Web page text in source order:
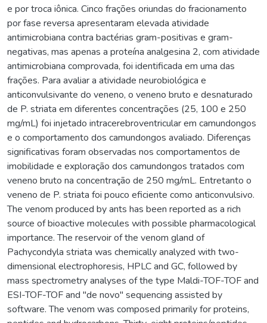
e por troca iônica. Cinco frações oriundas do fracionamento
por fase reversa apresentaram elevada atividade
antimicrobiana contra bactérias gram-positivas e gram-
negativas, mas apenas a proteína analgesina 2, com atividade
antimicrobiana comprovada, foi identificada em uma das
frações. Para avaliar a atividade neurobiológica e
anticonvulsivante do veneno, o veneno bruto e desnaturado
de P. striata em diferentes concentrações (25, 100 e 250
mg/mL) foi injetado intracerebroventricular em camundongos
e o comportamento dos camundongos avaliado. Diferenças
significativas foram observadas nos comportamentos de
imobilidade e exploração dos camundongos tratados com
veneno bruto na concentração de 250 mg/mL. Entretanto o
veneno de P. striata foi pouco eficiente como anticonvulsivo.
The venom produced by ants has been reported as a rich
source of bioactive molecules with possible pharmacological
importance. The reservoir of the venom gland of
Pachycondyla striata was chemically analyzed with two-
dimensional electrophoresis, HPLC and GC, followed by
mass spectrometry analyses of the type Maldi-TOF-TOF and
ESI-TOF-TOF and "de novo" sequencing assisted by
software. The venom was composed primarily for proteins,